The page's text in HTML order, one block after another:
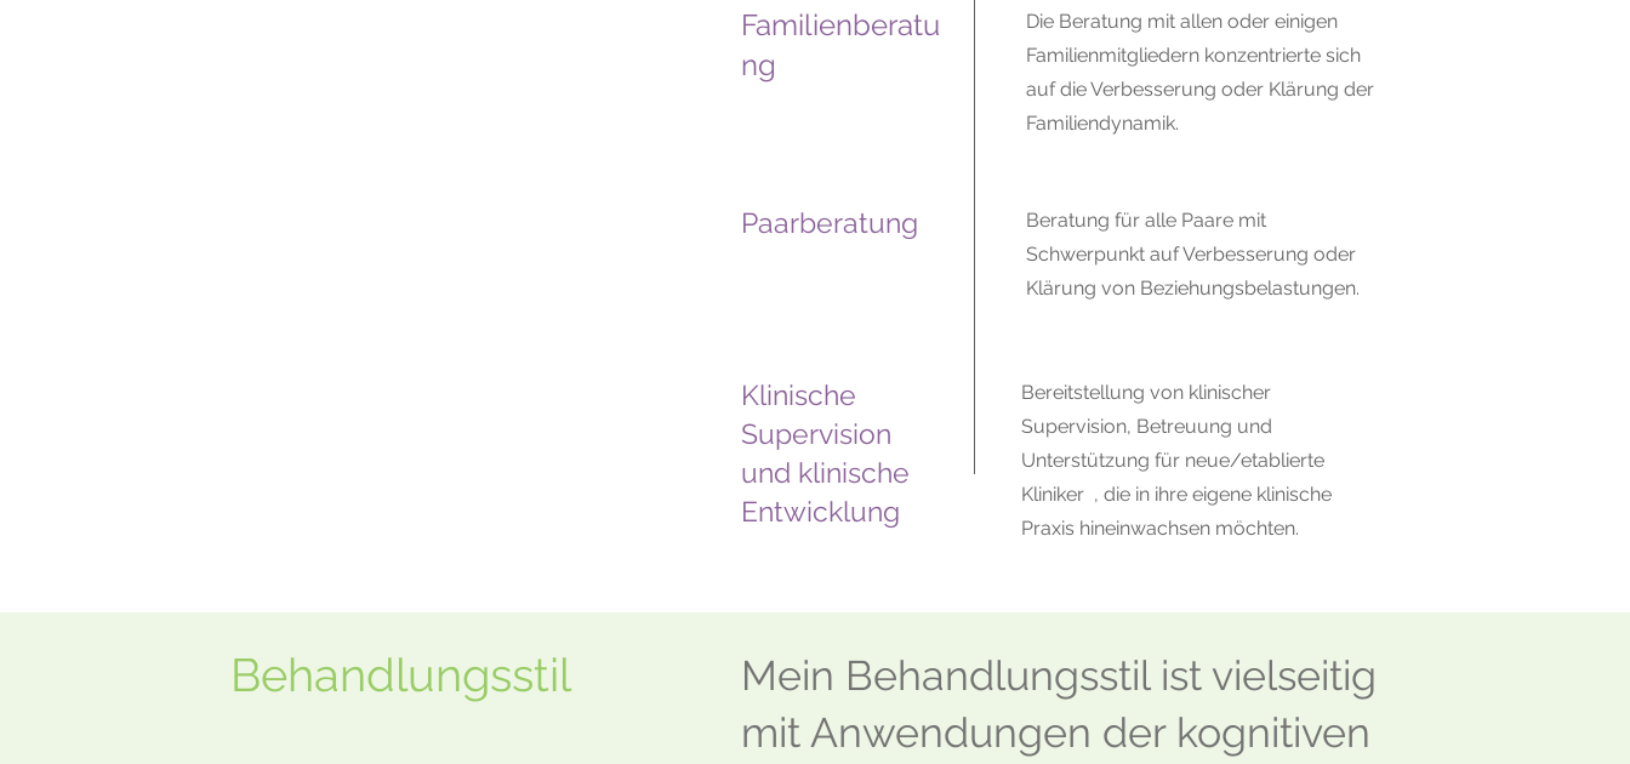
Familienberatu
ng
Paarberatung
Klinische
Supervision
und klinische
Entwicklung
Die Beratung mit allen oder einigen
Familienmitgliedern konzentrierte sich
auf die Verbesserung oder Klärung der
Familiendynamik.
Beratung für alle Paare mit
Schwerpunkt auf Verbesserung oder
Klärung von Beziehungsbelastungen.
Bereitstellung von klinischer
Supervision, Betreuung und
Unterstützung für neue/etablierte
Kliniker , die in ihre eigene klinische
Praxis hineinwachsen möchten.
Behandlungsstil
Mein Behandlungsstil ist vielseitig
mit Anwendungen der kognitiven